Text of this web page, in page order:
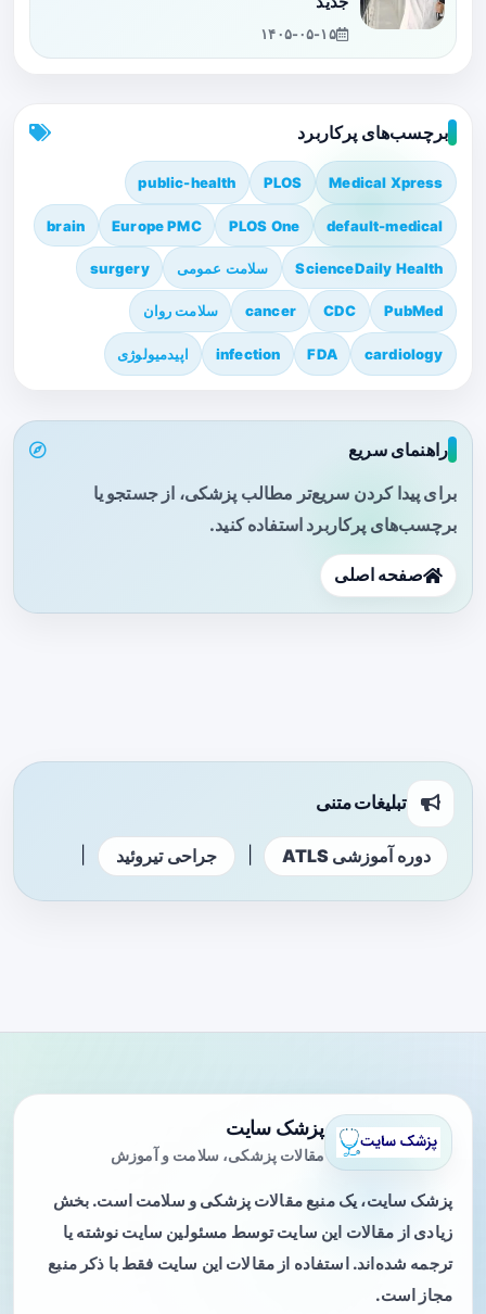
۱۴۰۵-۰۵-۱۵
برچسب‌های پرکاربرد
Medical Xpress
PLOS
public-health
default-medical
PLOS One
Europe PMC
brain
ScienceDaily Health سلامت عمومی surgery
PubMed
CDC
cancer سلامت روان
cardiology
FDA
infection اپیدمیولوژی
راهنمای سریع
برای پیدا کردن سریع‌تر مطالب پزشکی، از جستجو یا
برچسب‌های پرکاربرد استفاده کنید.
صفحه اصلی
تبلیغات متنی
دوره آموزشی ATLS جراحی تیروئید
پزشک سایت
مقالات پزشکی، سلامت و آموزش
پزشک سایت، یک منبع مقالات پزشکی و سلامت است. بخش
زیادی از مقالات این سایت توسط مسئولین سایت نوشته یا
ترجمه شده‌اند. استفاده از مقالات این سایت فقط با ذکر منبع
مجاز است.